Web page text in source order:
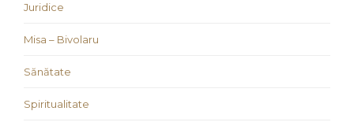
Juridice
Misa – Bivolaru
Sănătate
Spiritualitate